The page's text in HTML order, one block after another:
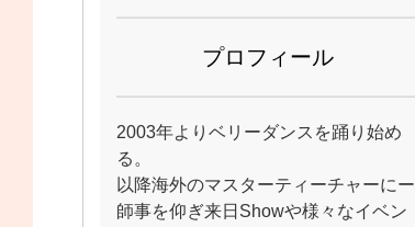
プロフィール
2003年よりベリーダンスを踊り始め
る。
以降海外のマスターティーチャーにー
師事を仰ぎ来日Showや様々なイベン